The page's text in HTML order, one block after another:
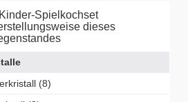
Kinder-Spielkochset
dieses
(8)